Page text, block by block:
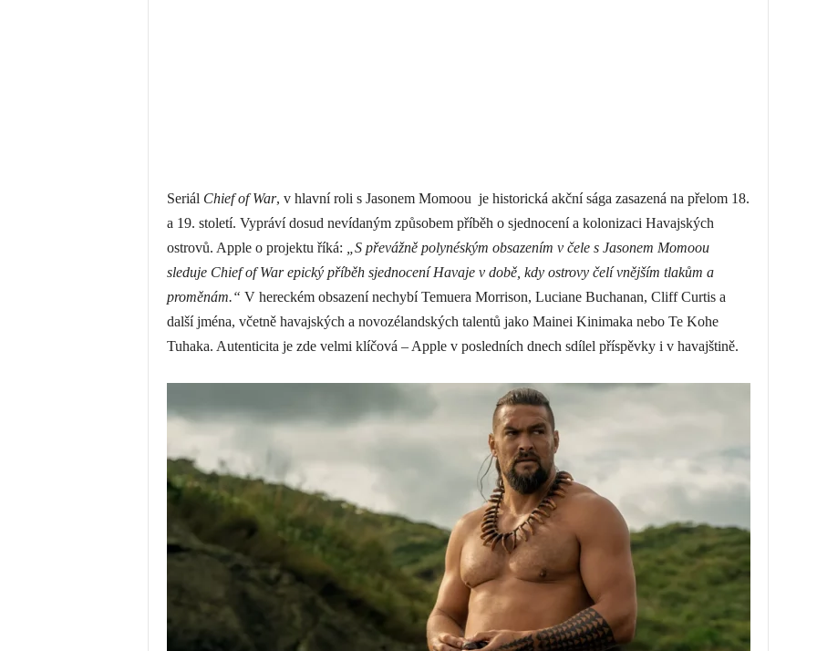
Seriál Chief of War, v hlavní roli s Jasonem Momoou je historická akční sága zasazená na přelom 18.
a 19. století. Vypráví dosud nevídaným způsobem příběh o sjednocení a kolonizaci Havajských
ostrovů. Apple o projektu říká:
„S převážně polynéským obsazením v čele s Jasonem Momoou
sleduje Chief of War epický příběh sjednocení Havaje v době, kdy ostrovy čelí vnějším tlakům a
proměnám.“ V hereckém obsazení nechybí Temuera Morrison, Luciane Buchanan, Cliff Curtis a
další jména, včetně havajských a novozélandských talentů jako Mainei Kinimaka nebo Te Kohe
Tuhaka. Autenticita je zde velmi klíčová – Apple v posledních dnech sdílel příspěvky i v havajštině.